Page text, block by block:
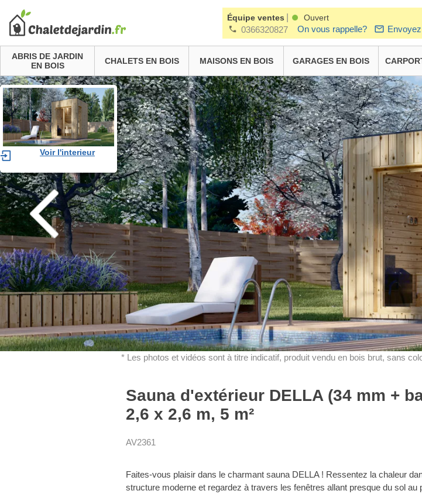
Équipe ventes Ouvert
0366320827 On vous rappelle?
ABRIS DE JARDIN
EN BOIS
CHALETS EN BOIS MAISONS EN BOIS GARAGES EN BOIS
Voir l'interieur
* Les photos et vidéos sont à titre indicatif, produit vendu en bois brut, sans
Sauna d'extérieur DELLA (34 mm +
2,6 x 2,6 m, 5 m²
AV2361
Faites-vous plaisir dans le charmant sauna DELLA ! Ressentez la chaleur
structure moderne et regardez à travers les fenêtres allant presque du sol au